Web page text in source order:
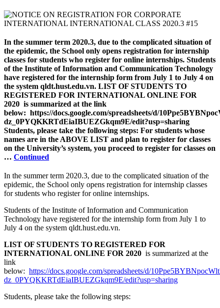
In the summer term 2020.3, due to the complicated situation of
the epidemic, the School only opens registration for internship
classes for students who register for online internships. Students
of the Institute of Information and Communication Technology
have registered for the internship form from July 1 to July 4 on
the system qldt.hust.edu.vn. LIST OF STUDENTS TO
REGISTERED FOR INTERNATIONAL ONLINE FOR
2020 is summarized at the link
below: https://docs.google.com/spreadsheets/d/
dz_0PYQKKRTdEiaIBUEZGkqm9E/edit?usp=sharing
Students, please take the following steps: For students whose
names are in the ABOVE LIST and plan to register for classes
on the University’s system, you proceed to register for classes on
… Continued
In the summer term 2020.3, due to the complicated situation of the
epidemic, the School only opens registration for internship classes
for students who register for online internships.
Students of the Institute of Information and Communication
Technology have registered for the internship form from July 1 to
July 4 on the system qldt.hust.edu.vn.
LIST OF STUDENTS TO REGISTERED FOR
INTERNATIONAL ONLINE FOR 2020 is summarized at the
link
below: https://docs.google.com/spreadsheets/d/
dz_0PYQKKRTdEiaIBUEZGkqm9E/edit?usp=sharing
Students, please take the following steps: